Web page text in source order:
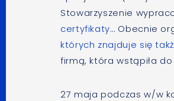
Stowarzyszenie
certyfikaty… Obecnie
których znajduje się
firmą, która wstąpiła do
27 maja podczas w/w